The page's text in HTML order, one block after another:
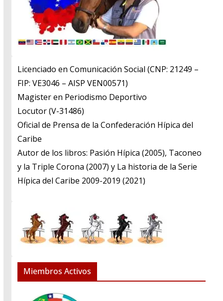
Licenciado en Comunicación Social (CNP: 21249 –
FIP: VE3046 – AISP VEN00571)
​Magister en Periodismo Deportivo
​Locutor (V-31486)
​Oficial de Prensa de la Confederación Hípica del
Caribe
​Autor de los libros: Pasión Hípica (2005), Taconeo
y la Triple Corona (2007) y La historia de la Serie
Hípica del Caribe 2009-2019 (2021)
Miembros Activos